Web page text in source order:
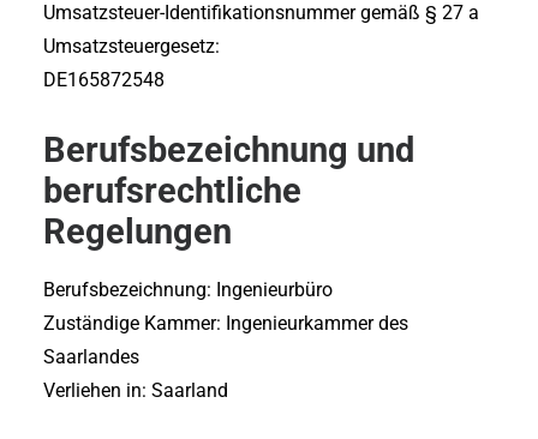
Umsatzsteuer-Identifikationsnummer gemäß § 27 a
Umsatzsteuergesetz:
DE165872548
Berufsbezeichnung und
berufsrechtliche
Regelungen
Berufsbezeichnung: Ingenieurbüro
Zuständige Kammer: Ingenieurkammer des
Saarlandes
Verliehen in: Saarland